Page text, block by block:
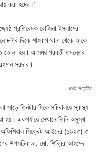
করা হচ্ছে।’
প্রতিবেদক রোজিনা ইসলামের
৮টার দিকে শাহবাগ থানা থেকে তাকে
তোলা হয়। এ সময় পরবর্তী তদন্তের
সরদার।
ছবিঃ সংগৃহীত
তিনটার দিকে সচিবালয়ে স্বাস্থ্য
হয়। একপর্যায়ে সেখানে তিনি অসুস্থ
অফিশিয়াল সিক্রেট আইনের (১৯২৩) ৩
উপসচিব ডা. মো. শিব্বির আহমেদ